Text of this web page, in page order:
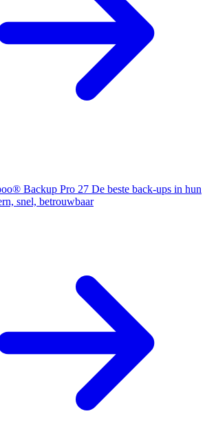
® Backup Pro 27 De beste back-ups in hun
snel, betrouwbaar